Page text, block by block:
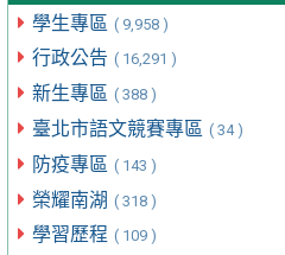
學生專區 ( 9,958 )
行政公告 ( 16,291 )
新生專區 ( 388 )
臺北市語文競賽專區 ( 34 )
防疫專區 ( 143 )
榮耀南湖 ( 318 )
學習歷程 ( 109 )